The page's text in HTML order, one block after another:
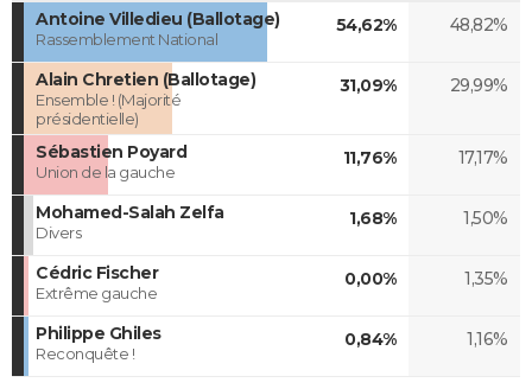
Antoine Villedieu (Ballotage)
Rassemblement National
54,62% 48,82%
Alain Chretien (Ballotage)
Ensemble ! (Majorité
présidentielle)
31,09% 29,99%
Sébastien Poyard
Union de la gauche
11,76% 17,17%
Mohamed-Salah Zelfa
Divers
1,68% 1,50%
Cédric Fischer
Extrême gauche
0,00% 1,35%
Philippe Ghiles
Reconquête !
0,84% 1,16%